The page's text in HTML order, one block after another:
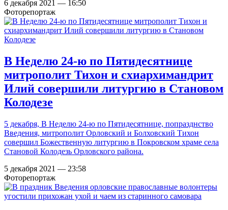
6 декабря 2021 — 16:50
Фоторепортаж
В Неделю 24-ю по Пятидесятнице
митрополит Тихон и схиархимандрит
Илий совершили литургию в Становом
Колодезе
5 декабря, В Неделю 24-ю по Пятидесятнице, попразднство
Введения, митрополит Орловский и Болховский Тихон
совершил Божественную литургию в Покровском храме села
Становой Колодезь Орловского района.
5 декабря 2021 — 23:58
Фоторепортаж